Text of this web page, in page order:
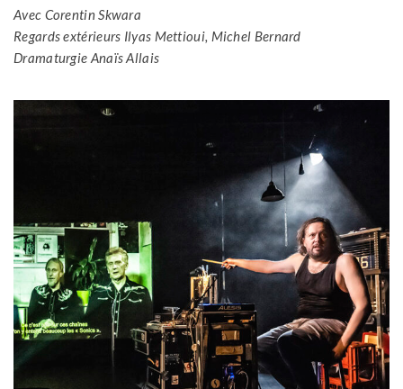
Avec Corentin Skwara
Regards extérieurs Ilyas Mettioui, Michel Bernard
Dramaturgie Anaïs Allais